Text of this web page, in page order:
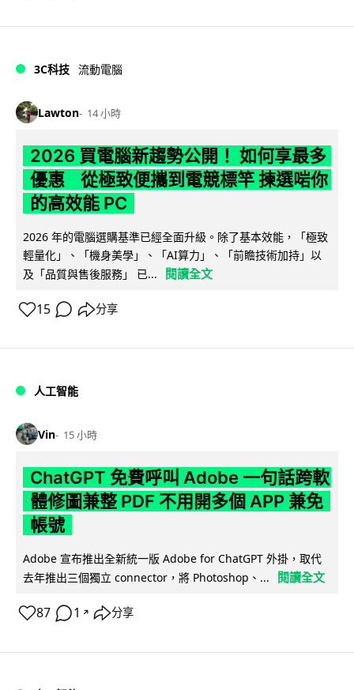
3C科技 流動電腦
Lawton 14 小時
2026 買電腦新趨勢公開！ 如何享最多
優惠 從極致便攜到電競標竿 揀選啱你
的高效能 PC
2026 年的電腦選購基準已經全面升級。除了基本效能，「極致
輕量化」、「機身美學」、「AI算力」、「前瞻技術加持」以
及「品質與售後服務」 已...
閱讀全文
15 分享
人工智能
Vin 15 小時
ChatGPT 免費呼叫 Adobe 一句話跨軟
體修圖兼整 PDF 不用開多個 APP 兼免
帳號
Adobe 宣布推出全新統一版 Adobe for ChatGPT 外掛，取代
去年推出三個獨立 connector，將 Photoshop、...
閱讀全文
87 1 ↗ 分享